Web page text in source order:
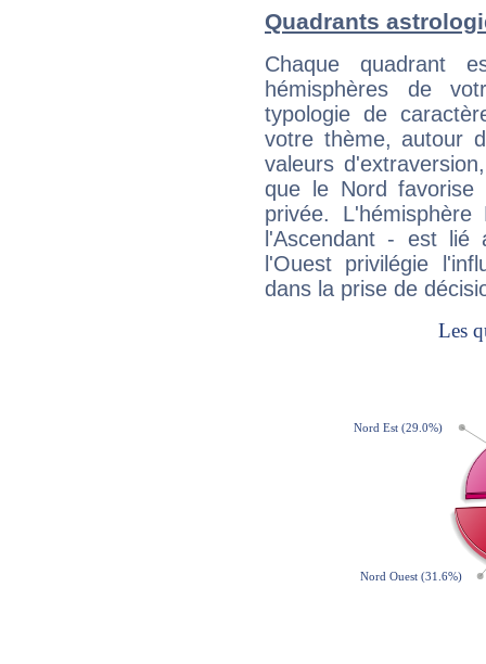
Quadrants
Chaque quadrant
hémisphères de
typologie de
votre thème, autour
valeurs
que le Nord favorise
privée.
l'Ascendant - est
l'Ouest privilégie
dans la prise de